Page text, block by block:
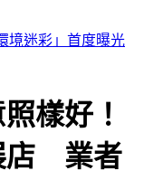
「下到發紅」
樣好！
店 業者